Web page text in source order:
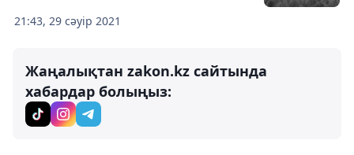
21:43, 29 сәуір 2021
Жаңалықтан zakon.kz сайтында
хабардар болыңыз: